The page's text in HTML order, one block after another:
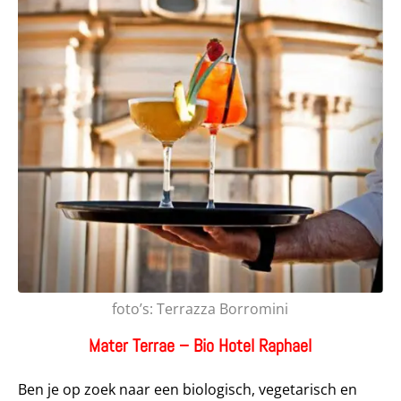
foto’s: Terrazza Borromini
Mater Terrae – Bio Hotel Raphael
Ben je op zoek naar een biologisch, vegetarisch en